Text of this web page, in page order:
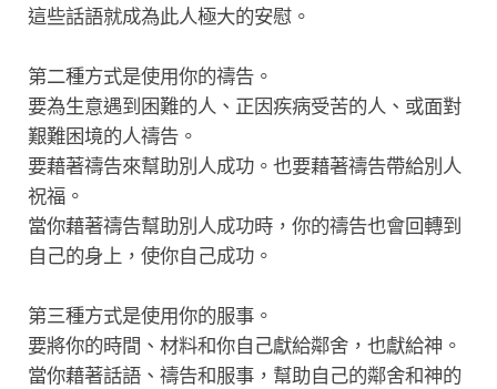
這些話語就成為此人極大的安慰。
第二種方式是使用你的禱告。
要為生意遇到困難的人、正因疾病受苦的人、或面對
艱難困境的人禱告。
要藉著禱告來幫助別人成功。也要藉著禱告帶給別人
祝福。
當你藉著禱告幫助別人成功時，你的禱告也會回轉到
自己的身上，使你自己成功。
第三種方式是使用你的服事。
要將你的時間、材料和你自己獻給鄰舍，也獻給神。
當你藉著話語、禱告和服事，幫助自己的鄰舍和神的